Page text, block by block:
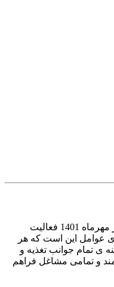
مگ فود در آذر ماه 1400 ایجاد شده و در مهرماه 1401 فعالیت
عوامل این است که هر
ی تمام جوانب تغذیه و
و تمامی مشاغل فراهم